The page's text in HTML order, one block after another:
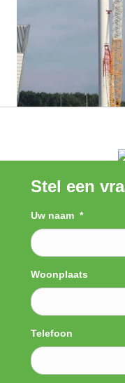
Stel een
Uw naam *
Woonplaats
Telefoon